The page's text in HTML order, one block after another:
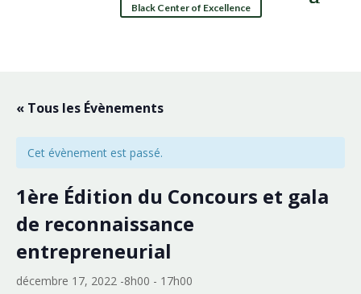
Black Center of Excellence
« Tous les Évènements
Cet évènement est passé.
1ère Édition du Concours et gala
de reconnaissance
entrepreneurial
décembre 17, 2022 -8h00 - 17h00